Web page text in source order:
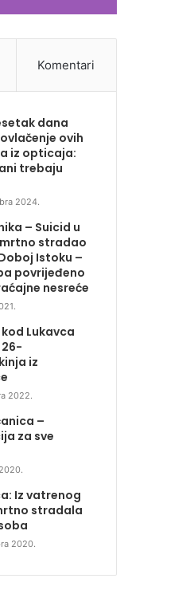
Komentari
dana
ovih
iz opticaja:
trebaju
2024.
– Suicid u
stradao
Istoku –
povrijeđeno
nesreće
Lukavca
iz
2022.
–
za sve
Iz vatrenog
stradala
2020.